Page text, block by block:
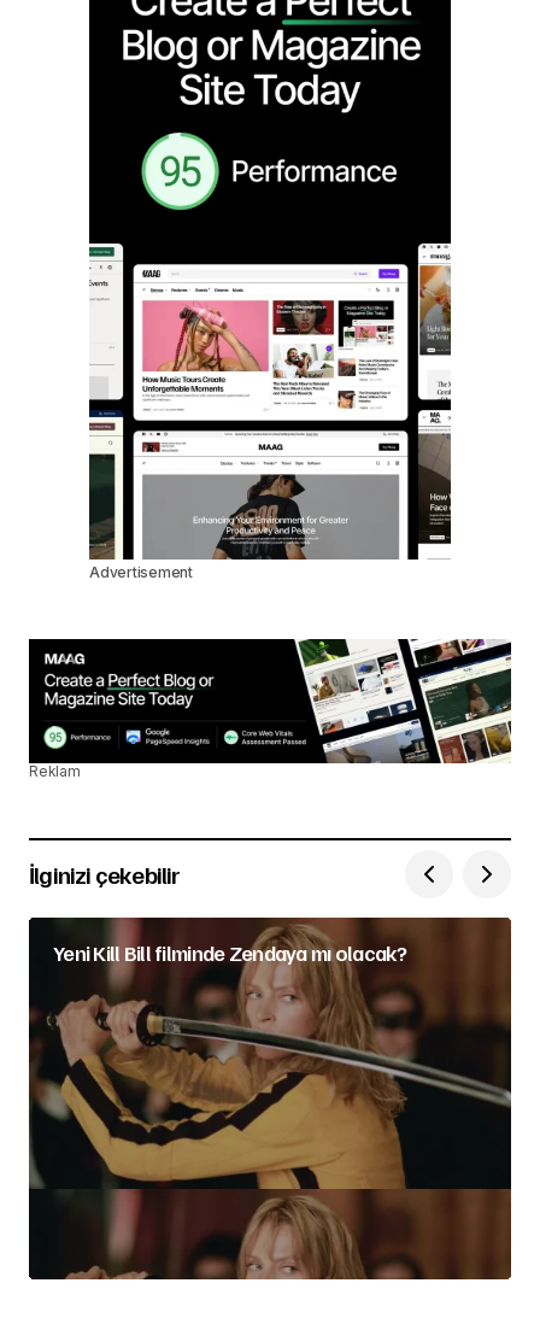
Advertisement
Reklam
İlginizi çekebilir
Yeni Kill Bill filminde Zendaya mı olacak?